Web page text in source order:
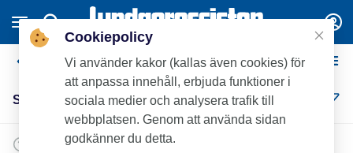
Speglar och Spegelskåp
Speglar och Spegelskåp (6)
Cookiepolicy
Vi använder kakor (kallas även cookies) för
att anpassa innehåll, erbjuda funktioner i
sociala medier och analysera trafik till
webbplatsen. Genom att använda sidan
godkänner du detta.